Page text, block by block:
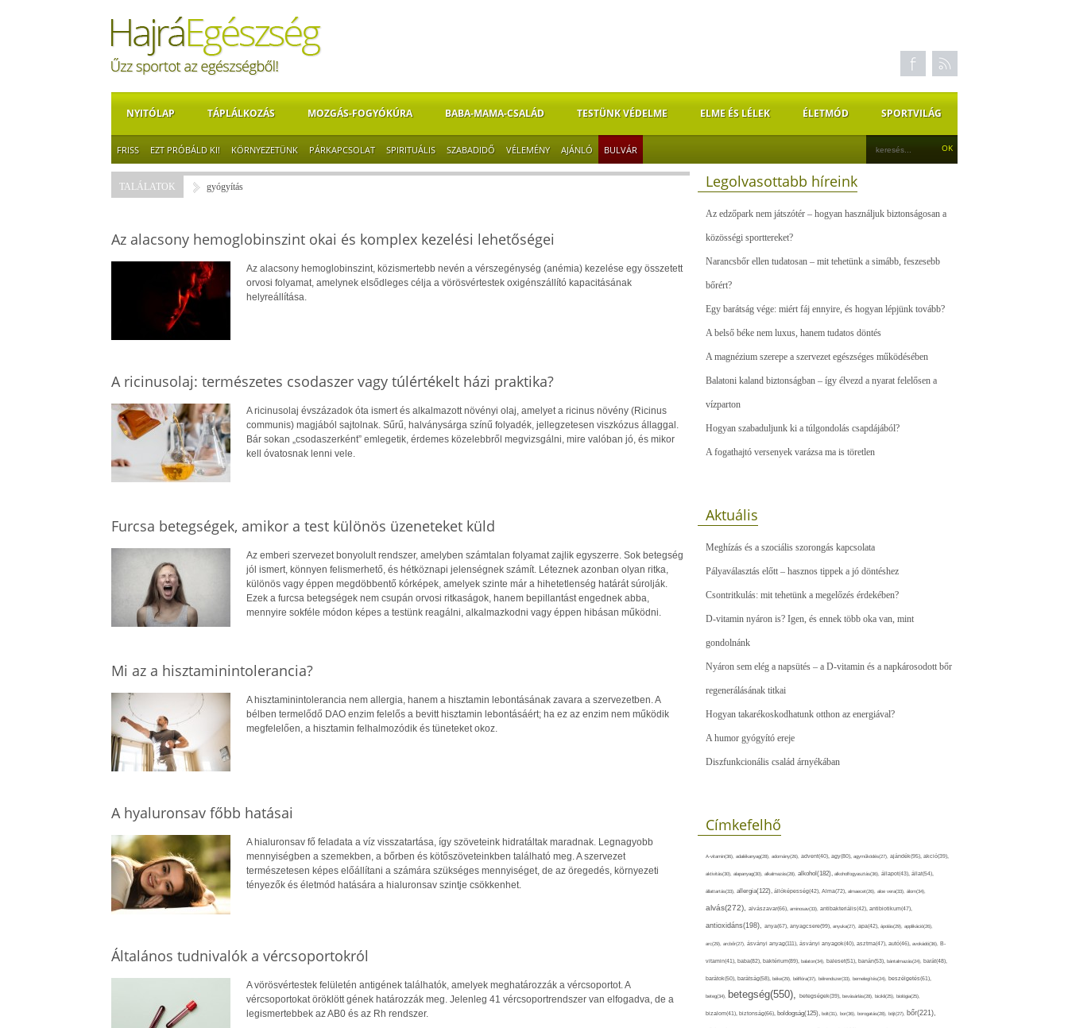
NYITÓLAP TÁPLÁLKOZÁS MOZGÁS-FOGYÓKÚRA BABA-MAMA-CSALÁD TESTÜNK VÉDELME ELME ÉS LÉLEK ÉLETMÓD SPORTVILÁG
FRISS EZT PRÓBÁLD KI! KÖRNYEZETÜNK PÁRKAPCSOLAT SPIRITUÁLIS SZABADIDŐ VÉLEMÉNY AJÁNLÓ BULVÁR
TALÁLATOK gyógyítás
Az alacsony hemoglobinszint okai és komplex kezelési lehetőségei
Az alacsony hemoglobinszint, közismertebb nevén a vérszegénység (anémia) kezelése egy összetett
orvosi folyamat, amelynek elsődleges célja a vörösvértestek oxigénszállító kapacitásának
helyreállítása.
A ricinusolaj: természetes csodaszer vagy túlértékelt házi praktika?
A ricinusolaj évszázadok óta ismert és alkalmazott növényi olaj, amelyet a ricinus növény (Ricinus
communis) magjából sajtolnak. Sűrű, halványsárga színű folyadék, jellegzetesen viszkózus állaggal.
Bár sokan „csodaszerként” emlegetik, érdemes közelebbről megvizsgálni, mire valóban jó, és mikor
kell óvatosnak lenni vele.
Furcsa betegségek, amikor a test különös üzeneteket küld
Az emberi szervezet bonyolult rendszer, amelyben számtalan folyamat zajlik egyszerre. Sok betegség
jól ismert, könnyen felismerhető, és hétköznapi jelenségnek számít. Léteznek azonban olyan ritka,
különös vagy éppen megdöbbentő kórképek, amelyek szinte már a hihetetlenség határát súrolják.
Ezek a furcsa betegségek nem csupán orvosi ritkaságok, hanem bepillantást engednek abba,
mennyire sokféle módon képes a testünk reagálni, alkalmazkodni vagy éppen hibásan működni.
Mi az a hisztaminintolerancia?
A hisztaminintolerancia nem allergia, hanem a hisztamin lebontásának zavara a szervezetben. A
bélben termelődő DAO enzim felelős a bevitt hisztamin lebontásáért; ha ez az enzim nem működik
megfelelően, a hisztamin felhalmozódik és tüneteket okoz.
A hyaluronsav főbb hatásai
A hialuronsav fő feladata a víz visszatartása, így szöveteink hidratáltak maradnak. Legnagyobb
mennyiségben a szemekben, a bőrben és kötőszöveteinkben található meg. A szervezet
természetesen képes előállítani a számára szükséges mennyiséget, de az öregedés, környezeti
tényezők és életmód hatására a hialuronsav szintje csökkenhet.
Általános tudnivalók a vércsoportokról
A vörösvértestek felületén antigének találhatók, amelyek meghatározzák a vércsoportot. A
vércsoportokat öröklött gének határozzák meg. Jelenleg 41 vércsoportrendszer van elfogadva, de a
legismertebbek az AB0 és az Rh rendszer.
Legolvasottabb híreink
Az edzőpark nem játszótér – hogyan használjuk biztonságosan a
közösségi sporttereket?
Narancsbőr ellen tudatosan – mit tehetünk a simább, feszesebb
bőrért?
Egy barátság vége: miért fáj ennyire, és hogyan lépjünk tovább?
A belső béke nem luxus, hanem tudatos döntés
A magnézium szerepe a szervezet egészséges működésében
Balatoni kaland biztonságban – így élvezd a nyarat felelősen a
vízparton
Hogyan szabaduljunk ki a túlgondolás csapdájából?
A fogathajtó versenyek varázsa ma is töretlen
Aktuális
Meghízás és a szociális szorongás kapcsolata
Pályaválasztás előtt – hasznos tippek a jó döntéshez
Csontritkulás: mit tehetünk a megelőzés érdekében?
D-vitamin nyáron is? Igen, és ennek több oka van, mint
gondolnánk
Nyáron sem elég a napsütés – a D-vitamin és a napkárosodott bőr
regenerálásának titkai
Hogyan takarékoskodhatunk otthon az energiával?
A humor gyógyító ereje
Diszfunkcionális család árnyékában
Címkefelhő
A-vitamin(36), adalékanyag(28), adomány(26), advent(40), agy(80), agyműködés(27), ajándék(95), akció(39),
aktivitás(30), alapanyag(30), alkalmazás(28), alkohol(182), alkoholfogyasztás(36), állapot(43), állat(54),
állattartás(33), allergia(122), állóképesség(42), Alma(72), almaecet(26), aloe vera(33), álom(34),
alvás(272), alvászavar(66), aminosav(33), antibakteriális(42), antibiotikum(47),
antioxidáns(198), anya(67), anyagcsere(99), anyuka(27), apa(42), ápolás(29), applikáció(26),
arc(29), arcbőr(27), ásványi anyag(111), ásványi anyagok(40), asztma(47), autó(46), avokádó(36), B-
vitamin(41), baba(82), baktérium(89), balaton(34), baleset(51), banán(53), bántalmazás(24), barát(48),
barátok(50), barátság(58), béke(29), bélflóra(37), bélrendszer(33), bemelegítés(24), beszélgetés(61),
beteg(34), betegség(550), betegségek(39), bevásárlás(28), bicikli(25), biológia(25),
bizalom(41), biztonság(66), boldogság(125), bolt(31), bor(36), borogatás(28), böjt(27), bőr(221),